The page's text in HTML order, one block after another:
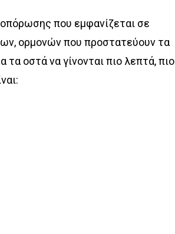
που εμφανίζεται σε
ορμονών που προστατεύουν τα
οστά να γίνονται πιο λεπτά, πιο